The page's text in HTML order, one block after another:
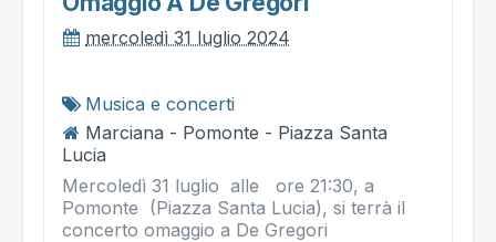
mercoledì 31 luglio 2024
Musica e concerti
Marciana - Pomonte - Piazza Santa
Lucia
Mercoledì 31 luglio alle ore 21:30, a
Pomonte (Piazza Santa Lucia), si terrà il
concerto omaggio a De Gregori